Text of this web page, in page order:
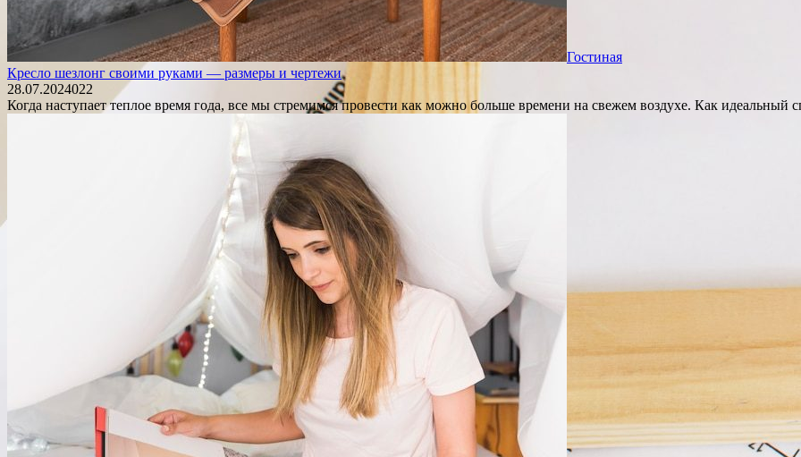
Гостиная
Кресло шезлонг своими руками — размеры и чертежи
28.07.2024022
Когда наступает теплое время года, все мы стремимся провести как можно больше времени на свежем воздухе. Как идеальный